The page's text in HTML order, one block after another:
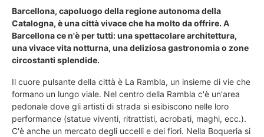
Barcellona, capoluogo della regione autonoma della
Catalogna, è una città vivace che ha molto da offrire. A
Barcellona ce n'è per tutti: una spettacolare architettura,
una vivace vita notturna, una deliziosa gastronomia o zone
circostanti splendide.
Il cuore pulsante della città è La Rambla, un insieme di vie che
formano un lungo viale. Nel centro della Rambla c'è un'area
pedonale dove gli artisti di strada si esibiscono nelle loro
performance (statue viventi, ritrattisti, acrobati, maghi, ecc.).
C'è anche un mercato degli uccelli e dei fiori. Nella Boqueria si